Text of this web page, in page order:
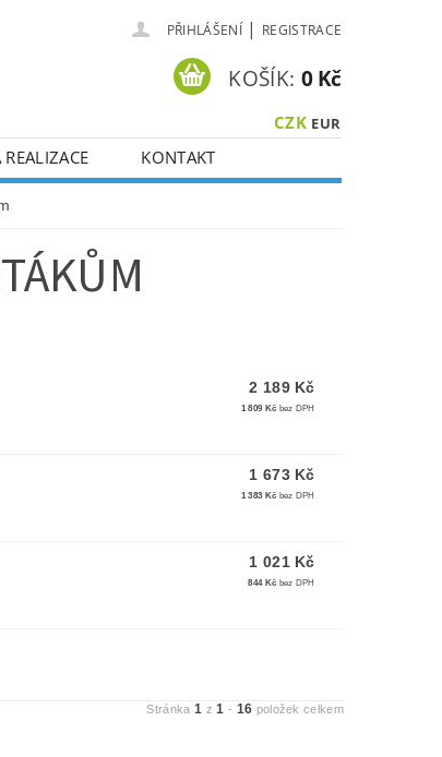
PŘIHLÁŠENÍ | REGISTRACE
CZK EUR
KOŠÍK: 0 Kč
REALIZACE
KONTAKT
2 189 Kč
1 809 Kč bez DPH
1 673 Kč
1 383 Kč bez DPH
1 021 Kč
844 Kč bez DPH
Stránka1 z1 - 16 položek celkem